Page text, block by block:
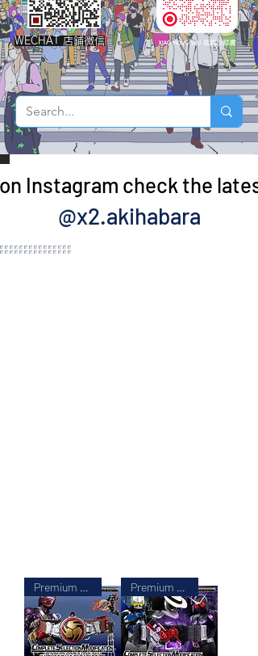
WECHAT 店鋪微信
Instagram check the
@x2.akihabara
Premium BANDAI LIMITED Premium BANDAI LIMITED